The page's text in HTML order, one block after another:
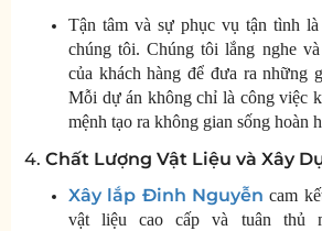
Tận tâm và sự phục vụ tận tình
chúng tôi. Chúng tôi lắng nghe
của khách hàng để đưa ra những
Mỗi dự án không chỉ là công việc
mệnh tạo ra không gian sống hoàn
4. Chất Lượng Vật Liệu và Xây
Xây lắp Đinh Nguyễn cam
vật liệu cao cấp và tuân thủ